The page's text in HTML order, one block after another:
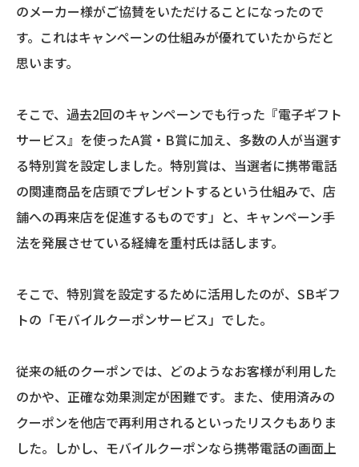
のメーカー様がご協賛をいただけることになったので
す。これはキャンペーンの仕組みが優れていたからだと
思います。
そこで、過去2回のキャンペーンでも行った『電子ギフト
サービス』を使ったA賞・B賞に加え、多数の人が当選す
る特別賞を設定しました。特別賞は、当選者に携帯電話
の関連商品を店頭でプレゼントするという仕組みで、店
舗への再来店を促進するものです」と、キャンペーン手
法を発展させている経緯を重村氏は話します。
そこで、特別賞を設定するために活用したのが、SBギフ
トの「モバイルクーポンサービス」でした。
従来の紙のクーポンでは、どのようなお客様が利用した
のかや、正確な効果測定が困難です。また、使用済みの
クーポンを他店で再利用されるといったリスクもありま
した。しかし、モバイルクーポンなら携帯電話の画面上